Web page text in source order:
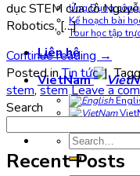
Ứng Dụng công
Kế hoạch bài
Tour học tập
Liên hệ
VietNam
Search
for:
dục STEM của cô
Robotics, […]
Continue reading →
Posted inTin tức|
stem,stemLeave a
Search
Recent Posts